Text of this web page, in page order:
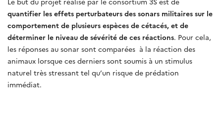
quantifier les effets perturbateurs des sonars militaires sur le
comportement de plusieurs espèces de cétacés, et de
déterminer le niveau de sévérité de ces réactions. Pour cela,
les réponses au sonar sont comparées à la réaction des
animaux lorsque ces derniers sont soumis à un stimulus
naturel très stressant tel qu’un risque de prédation
immédiat.